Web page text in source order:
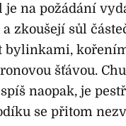
je na požádání
a zkoušejí sůl
bylinkami,
šťávou.
naopak, je
se přitom